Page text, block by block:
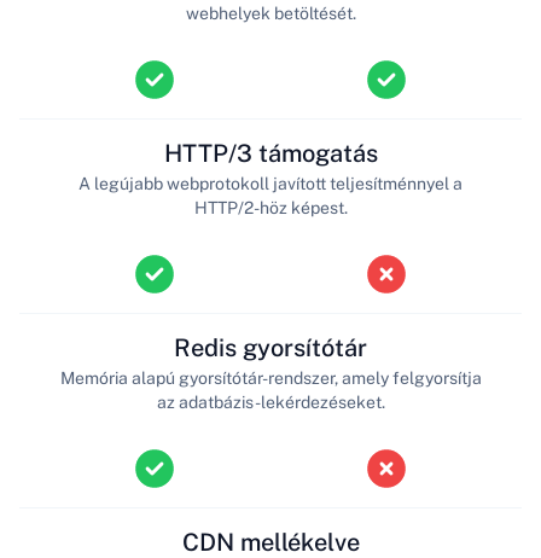
webhelyek betöltését.
HTTP/3 támogatás
A legújabb webprotokoll javított teljesítménnyel a
HTTP/2-höz képest.
Redis gyorsítótár
Memória alapú gyorsítótár-rendszer, amely felgyorsítja
az adatbázis-lekérdezéseket.
CDN mellékelve